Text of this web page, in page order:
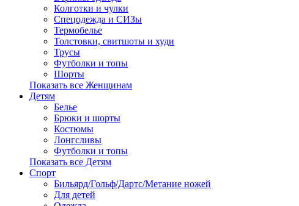
Колготки и чулки
Спецодежда и СИЗы
Термобелье
Толстовки, свитшоты и худи
Трусы
Футболки и топы
Шорты
Показать все Женщинам
Детям
Белье
Брюки и шорты
Костюмы
Лонгсливы
Футболки и топы
Показать все Детям
Спорт
Бильярд/Гольф/Дартс/Метание ножей
Для детей